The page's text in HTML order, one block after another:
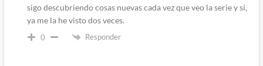
sigo descubriendo cosas nuevas cada vez que veo la serie y sí,
ya me la he visto dos veces.
0 Responder